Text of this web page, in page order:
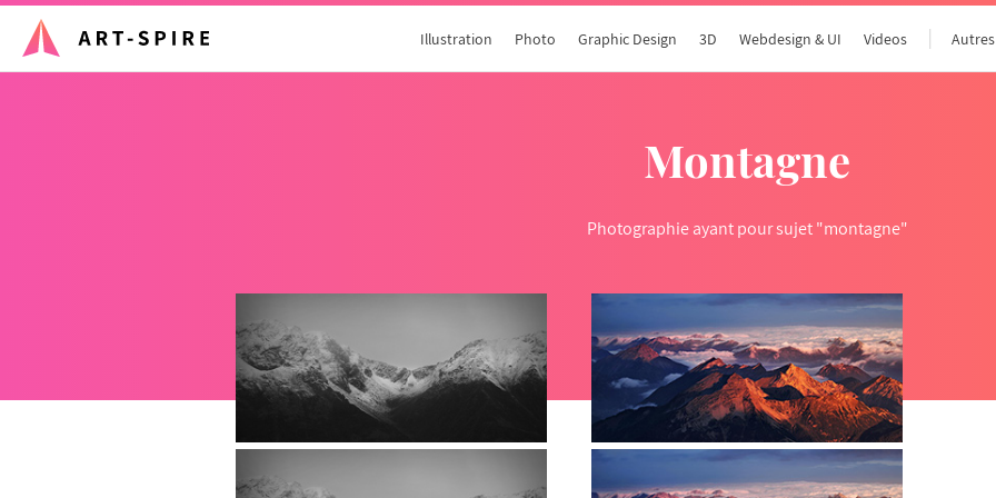
Illustration Photo Graphic Design 3D Webdesign & UI Videos Autres
montagne
Photographie ayant pour sujet "montagne"